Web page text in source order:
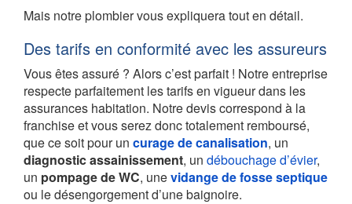
Mais notre plombier vous expliquera tout en détail.
Des tarifs en conformité avec les assureurs
Vous êtes assuré ? Alors c’est parfait ! Notre entreprise
respecte parfaitement les tarifs en vigueur dans les
assurances habitation. Notre devis correspond à la
franchise et vous serez donc totalement remboursé,
que ce soit pour un curage de canalisation, un
diagnostic assainissement, un débouchage d’évier,
un pompage de WC, unevidange de fosse septique
ou le désengorgement d’une baignoire.